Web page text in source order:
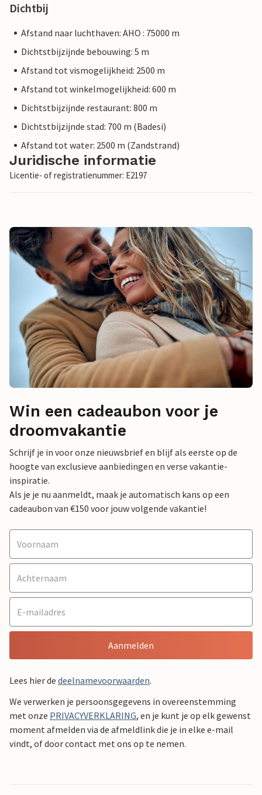
Dichtbij
Afstand naar luchthaven: AHO : 75000 m
Dichtstbijzijnde bebouwing: 5 m
Afstand tot vismogelijkheid: 2500 m
Afstand tot winkelmogelijkheid: 600 m
Dichtstbijzijnde restaurant: 800 m
Dichtstbijzijnde stad: 700 m (Badesi)
Afstand tot water: 2500 m (Zandstrand)
Juridische informatie
Licentie- of registratienummer: E2197
Win een cadeaubon voor je
droomvakantie
Schrijf je in voor onze nieuwsbrief en blijf als eerste op de
hoogte van exclusieve aanbiedingen en verse vakantie-
inspiratie.
Als je je nu aanmeldt, maak je automatisch kans op een
cadeaubon van €150 voor jouw volgende vakantie!
Aanmelden
Lees hier de deelnamevoorwaarden.
We verwerken je persoonsgegevens in overeenstemming
met onze PRIVACYVERKLARING, en je kunt je op elk gewenst
moment afmelden via de afmeldlink die je in elke e-mail
vindt, of door contact met ons op te nemen.